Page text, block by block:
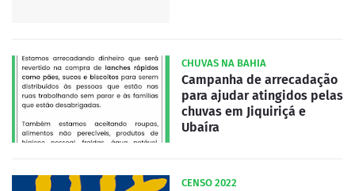
CHUVAS NA BAHIA
Campanha de arrecadação
para ajudar atingidos pelas
chuvas em Jiquiriçá e
Ubaíra
CENSO 2022